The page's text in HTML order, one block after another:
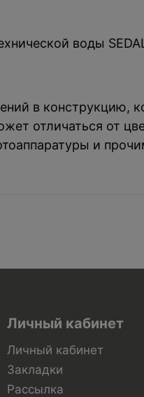
воды
в конструкцию,
отличаться от
и
Личный кабинет
Личный кабинет
Закладки
Рассылка